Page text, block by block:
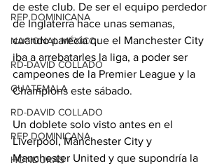
REP DOMINICANA
NACIONAL MÉXICO
RD-DAVID COLLADO
GUATEMALA
RD-DAVID COLLADO
REP DOMINICANA
HONDURAS
de este club. De ser el equipo perdedor
de Inglaterra hace unas semanas,
cuando parecía que el Manchester City
iba a arrebatarles la liga, a poder ser
campeones de la Premier League y la
Champions este sábado.
Un doblete solo visto antes en el
Liverpool, Manchester City y
Manchester United y que supondría la